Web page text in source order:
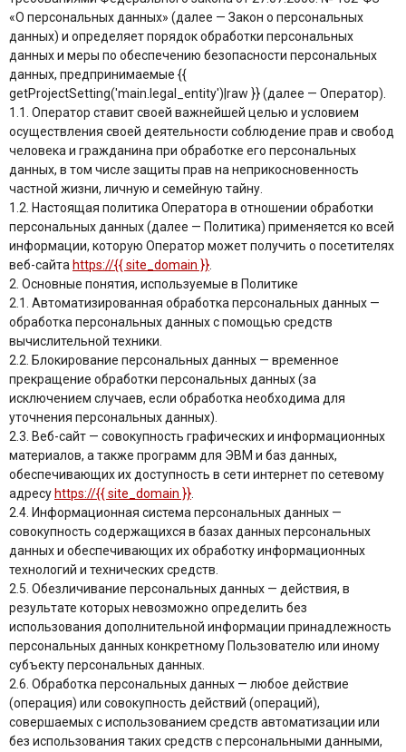
«О персональных данных» (далее — Закон о персональных
данных) и определяет порядок обработки персональных
данных и меры по обеспечению безопасности персональных
данных, предпринимаемые {{
getProjectSetting('main.legal_entity')|raw }} (далее — Оператор).
1.1. Оператор ставит своей важнейшей целью и условием
осуществления своей деятельности соблюдение прав и свобод
человека и гражданина при обработке его персональных
данных, в том числе защиты прав на неприкосновенность
частной жизни, личную и семейную тайну.
1.2. Настоящая политика Оператора в отношении обработки
персональных данных (далее — Политика) применяется ко всей
информации, которую Оператор может получить о посетителях
веб-сайта https://{{ site_domain }}
2. Основные понятия, используемые в Политике
2.1. Автоматизированная обработка персональных данных —
обработка персональных данных с помощью средств
вычислительной техники.
2.2. Блокирование персональных данных — временное
прекращение обработки персональных данных (за
исключением случаев, если обработка необходима для
уточнения персональных данных).
2.3. Веб-сайт — совокупность графических и информационных
материалов, а также программ для ЭВМ и баз данных,
обеспечивающих их доступность в сети интернет по сетевому
адресу https://{{ site_domain }}
2.4. Информационная система персональных данных —
совокупность содержащихся в базах данных персональных
данных и обеспечивающих их обработку информационных
технологий и технических средств.
2.5. Обезличивание персональных данных — действия, в
результате которых невозможно определить без
использования дополнительной информации принадлежность
персональных данных конкретному Пользователю или иному
субъекту персональных данных.
2.6. Обработка персональных данных — любое действие
(операция) или совокупность действий (операций),
совершаемых с использованием средств автоматизации или
без использования таких средств с персональными данными,